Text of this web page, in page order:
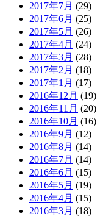
2017年7月 (29)
2017年6月 (25)
2017年5月 (26)
2017年4月 (24)
2017年3月 (28)
2017年2月 (18)
2017年1月 (17)
2016年12月 (19)
2016年11月 (20)
2016年10月 (16)
2016年9月 (12)
2016年8月 (14)
2016年7月 (14)
2016年6月 (15)
2016年5月 (19)
2016年4月 (15)
2016年3月 (18)